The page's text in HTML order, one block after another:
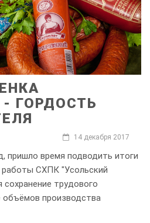
ГОРДОСТЬ
14 декабря 2017
пришло время подводить итоги
СХПК "Усольский
сохранение трудового
объёмов производства